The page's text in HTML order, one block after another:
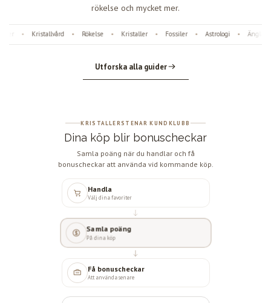
rökelse och mycket mer.
• Kristallvård • Rökelse • Kristaller • Fossiler • Astrologi •
Utforska alla guider
KRISTALLERSTENAR KUNDKLUBB
Dina köp blir bonuscheckar
Samla poäng när du handlar och få
bonuscheckar att använda vid kommande köp.
Handla
Välj dina favoriter
Samla poäng
På dina köp
Få bonuscheckar
Att använda senare